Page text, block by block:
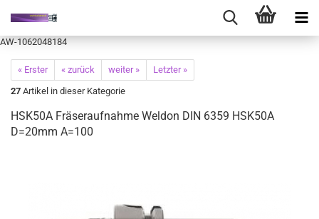
AW-1062048184
« Erster « zurück weiter »
Letzter »
27 Artikel in dieser Kategorie
HSK50A Fräseraufnahme Weldon DIN 6359 HSK50A
D=20mm A=100